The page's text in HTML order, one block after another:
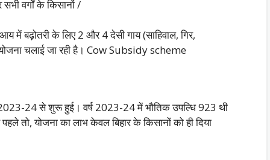
वर्गों के किसानों /
में बढ़ोतरी के लिए 2 और 4 देसी गाय (साहिवाल, गिर,
योजना चलाई जा रही है। Cow Subsidy scheme
2023-24 से शुरू हुई। वर्ष 2023-24 में भौतिक उपल्धि 923 थी
तो, योजना का लाभ केवल बिहार के किसानों को ही दिया